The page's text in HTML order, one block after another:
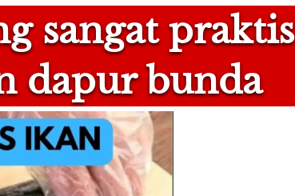
sangat praktis
dapur bunda